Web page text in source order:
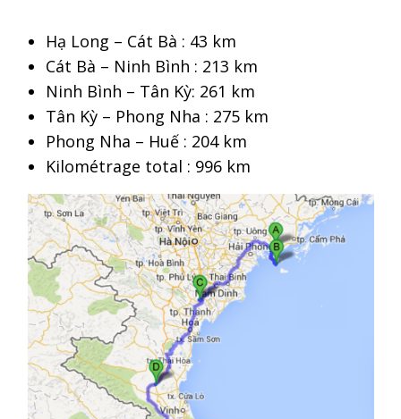
Hạ Long – Cát Bà : 43 km
Cát Bà – Ninh Bình : 213 km
Ninh Bình – Tân Kỳ: 261 km
Tân Kỳ – Phong Nha : 275 km
Phong Nha – Huế : 204 km
Kilométrage total : 996 km